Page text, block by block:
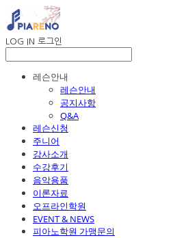
LOG IN 로그인
레슨안내
레슨안내
공지사항
Q&A
레슨신청
주니어
강사소개
수강후기
음악용품
이론자료
오프라인학원
EVENT & NEWS
피아노학원 가맹문의